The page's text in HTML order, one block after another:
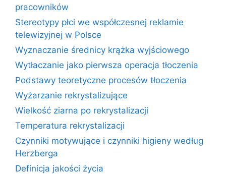
pracowników
Stereotypy płci we współczesnej reklamie
telewizyjnej w Polsce
Wyznaczanie średnicy krążka wyjściowego
Wytłaczanie jako pierwsza operacja tłoczenia
Podstawy teoretyczne procesów tłoczenia
Wyżarzanie rekrystalizujące
Wielkość ziarna po rekrystalizacji
Temperatura rekrystalizacji
Czynniki motywujące i czynniki higieny według
Herzberga
Definicja jakości życia